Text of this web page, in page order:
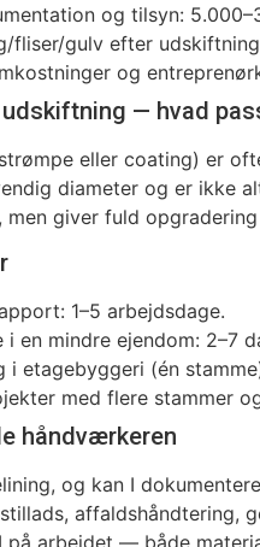
og tilsyn:
fliser/gulv efter
og
— hvad
eller coating) er
diameter og er ikke
men giver fuld
1–5 arbejdsdage.
i en mindre ejendom: 2–7
i etagebyggeri (én
med flere stammer
håndværkeren
og kan I
affaldshåndtering,